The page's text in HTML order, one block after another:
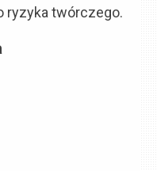
ryzyka twórczego.